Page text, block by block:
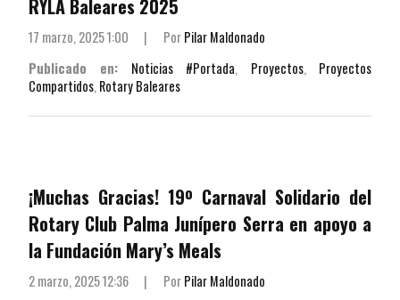
RYLA Baleares 2025
17 marzo, 2025 1:00 | PorPilar Maldonado
Publicado en:
Noticias #Portada, Proyectos, Proyectos
Compartidos, Rotary Baleares
¡Muchas Gracias! 19º Carnaval Solidario del
Rotary Club Palma Junípero Serra en apoyo a
la Fundación Mary’s Meals
2 marzo, 2025 12:36 | PorPilar Maldonado